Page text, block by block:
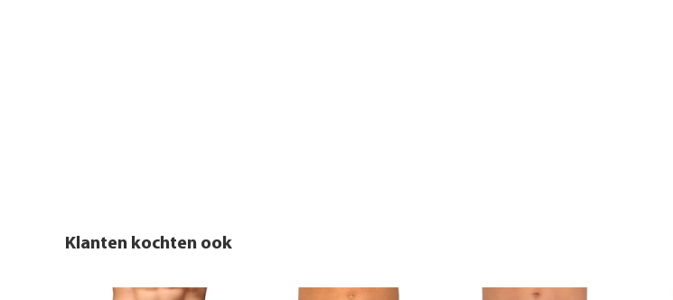
Klanten kochten ook